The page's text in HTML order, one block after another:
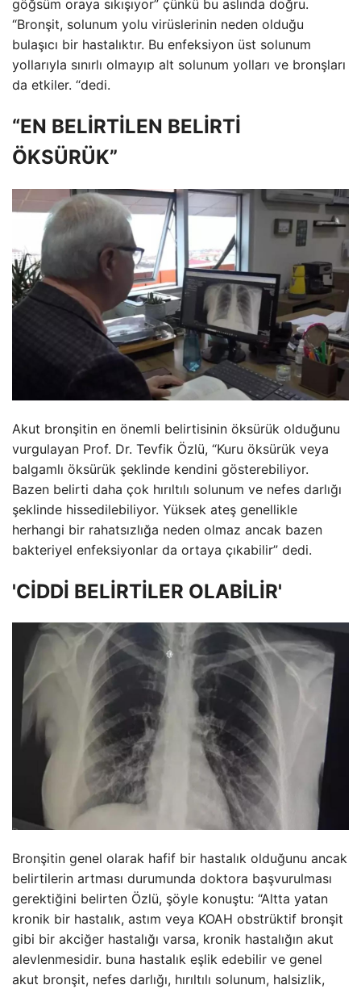
göğsüm oraya sıkışıyor” çünkü bu aslında doğru.
“Bronşit, solunum yolu virüslerinin neden olduğu
bulaşıcı bir hastalıktır. Bu enfeksiyon üst solunum
yollarıyla sınırlı olmayıp alt solunum yolları ve bronşları
da etkiler. “dedi.
“EN BELİRTİLEN BELİRTİ
ÖKSÜRÜK”
Akut bronşitin en önemli belirtisinin öksürük olduğunu
vurgulayan Prof. Dr. Tevfik Özlü, “Kuru öksürük veya
balgamlı öksürük şeklinde kendini gösterebiliyor.
Bazen belirti daha çok hırıltılı solunum ve nefes darlığı
şeklinde hissedilebiliyor. Yüksek ateş genellikle
herhangi bir rahatsızlığa neden olmaz ancak bazen
bakteriyel enfeksiyonlar da ortaya çıkabilir” dedi.
'CİDDİ BELİRTİLER OLABİLİR'
Bronşitin genel olarak hafif bir hastalık olduğunu ancak
belirtilerin artması durumunda doktora başvurulması
gerektiğini belirten Özlü, şöyle konuştu: “Altta yatan
kronik bir hastalık, astım veya KOAH obstrüktif bronşit
gibi bir akciğer hastalığı varsa, kronik hastalığın akut
alevlenmesidir. buna hastalık eşlik edebilir ve genel
akut bronşit, nefes darlığı, hırıltılı solunum, halsizlik,